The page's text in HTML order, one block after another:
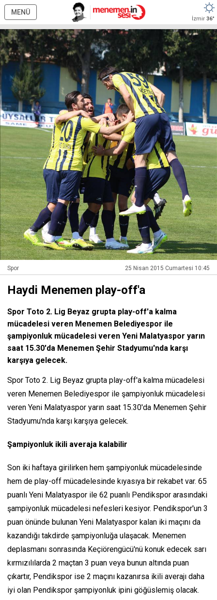
MENÜ
İzmir 36°
Spor 25 Nisan 2015 Cumartesi 10:45
Haydi Menemen play-off'a
Spor Toto 2. Lig Beyaz grupta play-off'a kalma
mücadelesi veren Menemen Belediyespor ile
şampiyonluk mücadelesi veren Yeni Malatyaspor yarın
saat 15.30'da Menemen Şehir Stadyumu'nda karşı
karşıya gelecek.
Spor Toto 2. Lig Beyaz grupta play-off'a kalma mücadelesi
veren Menemen Belediyespor ile şampiyonluk mücadelesi
veren Yeni Malatyaspor yarın saat 15.30'da Menemen Şehir
Stadyumu'nda karşı karşıya gelecek.
Şampiyonluk ikili averaja kalabilir
Son iki haftaya girilirken hem şampiyonluk mücadelesinde
hem de play-off mücadelesinde kıyasıya bir rekabet var. 65
puanlı Yeni Malatyaspor ile 62 puanlı Pendikspor arasındaki
şampiyonluk mücadelesi nefesleri kesiyor. Pendikspor'un 3
puan önünde bulunan Yeni Malatyaspor kalan iki maçını da
kazandığı takdirde şampiyonluğa ulaşacak. Menemen
deplasmanı sonrasında Keçiörengücü'nü konuk edecek sarı
kırmızılılarda 2 maçtan 3 puan veya bunun altında puan
çıkartır, Pendikspor ise 2 maçını kazanırsa ikili averajı daha
iyi olan Pendikspor şampiyonluk ipini göğüslemiş olacak.